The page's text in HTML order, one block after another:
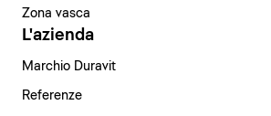
Zona vasca
L'azienda
Marchio Duravit
Referenze